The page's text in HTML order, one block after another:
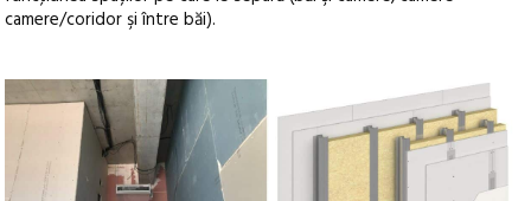
camere/coridor şi între băi).